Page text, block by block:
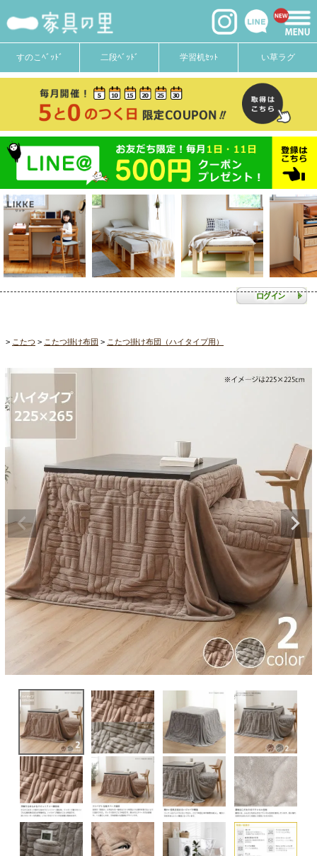
すのこﾍﾞｯﾄﾞ 二段ﾍﾞｯﾄﾞ 学習机ｾｯﾄ い草ラグ
こたつ こたつ掛け布団 こたつ掛け布団（ハイタイプ用）